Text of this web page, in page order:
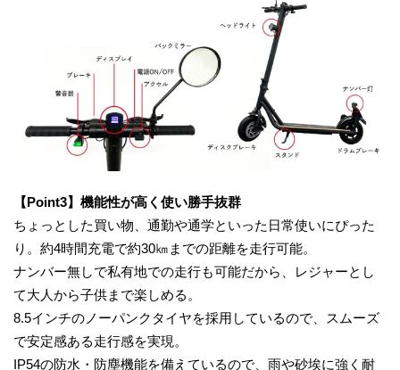
【Point3】機能性が高く使い勝手抜群
ちょっとした買い物、通勤や通学といった日常使いにぴった
り。約4時間充電で約30㎞までの距離を走行可能。
ナンバー無しで私有地での走行も可能だから、レジャーとし
て大人から子供まで楽しめる。
8.5インチのノーパンクタイヤを採用しているので、スムーズ
で安定感ある走行感を実現。
IP54の防水・防塵機能を備えているので、雨や砂埃に強く耐